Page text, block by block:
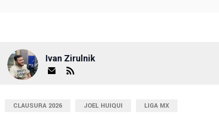
Ivan Zirulnik
CLAUSURA 2026 JOEL HUIQUI LIGA MX